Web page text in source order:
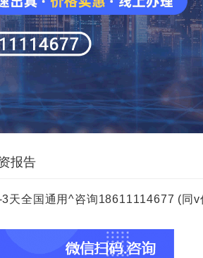
报告
天全国通用^咨询18611114677 (同